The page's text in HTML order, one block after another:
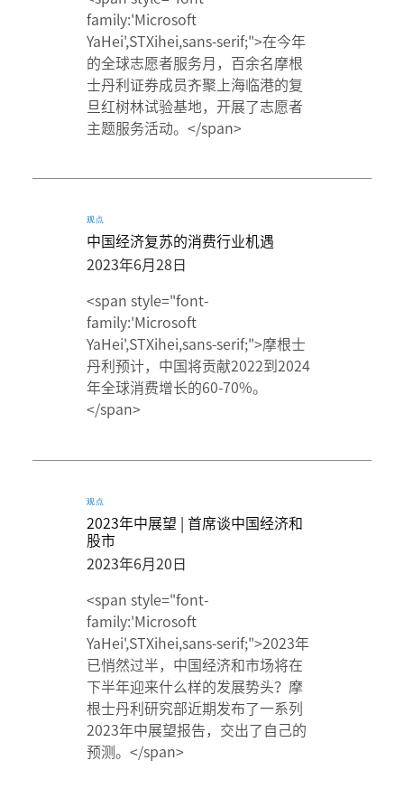
family:'Microsoft
YaHei',STXihei,sans-serif;">在今年
的全球志愿者服务月，百余名摩根
士丹利证券成员齐聚上海临港的复
旦红树林试验基地，开展了志愿者
主题服务活动。</span>
观点
中国经济复苏的消费行业机遇
2023年6月28日
<span style="font-
family:'Microsoft
YaHei',STXihei,sans-serif;">摩根士
丹利预计，中国将贡献2022到2024
年全球消费增长的60-70%。
</span>
观点
2023年中展望 | 首席谈中国经济和
股市
2023年6月20日
<span style="font-
family:'Microsoft
YaHei',STXihei,sans-serif;">2023年
已悄然过半，中国经济和市场将在
下半年迎来什么样的发展势头？摩
根士丹利研究部近期发布了一系列
2023年中展望报告，交出了自己的
预测。</span>